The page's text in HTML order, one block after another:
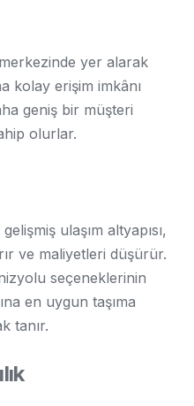
yer alarak
kolay erişim imkânı
geniş bir müşteri
olurlar.
ulaşım altyapısı,
ve maliyetleri düşürür.
seçeneklerinin
en uygun taşıma
tanır.